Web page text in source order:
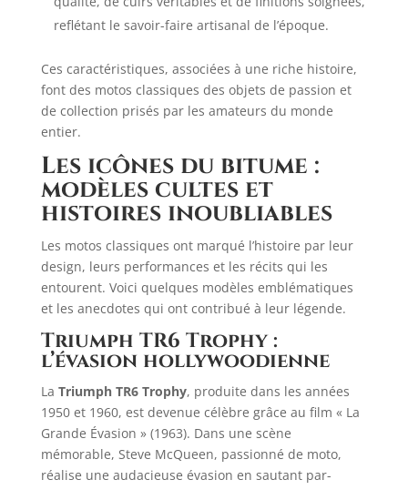
reflétant le savoir-faire artisanal de l’époque.​
Ces caractéristiques, associées à une riche histoire,
font des motos classiques des objets de passion et
de collection prisés par les amateurs du monde
entier.
Les icônes du bitume :
modèles cultes et
histoires inoubliables
Les motos classiques ont marqué l’histoire par leur
design, leurs performances et les récits qui les
entourent. Voici quelques modèles emblématiques
et les anecdotes qui ont contribué à leur légende.​
Triumph TR6 Trophy :
l’évasion hollywoodienne
La Triumph TR6 Trophy, produite dans les années
1950 et 1960, est devenue célèbre grâce au film « La
Grande Évasion » (1963). Dans une scène
mémorable, Steve McQueen, passionné de moto,
réalise une audacieuse évasion en sautant par-